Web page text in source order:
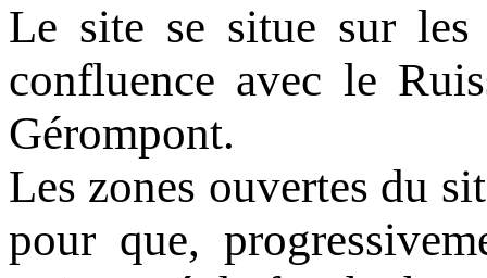
Le site se situe sur
confluence avec le
Gérompont.
Les zones ouvertes du
pour que,